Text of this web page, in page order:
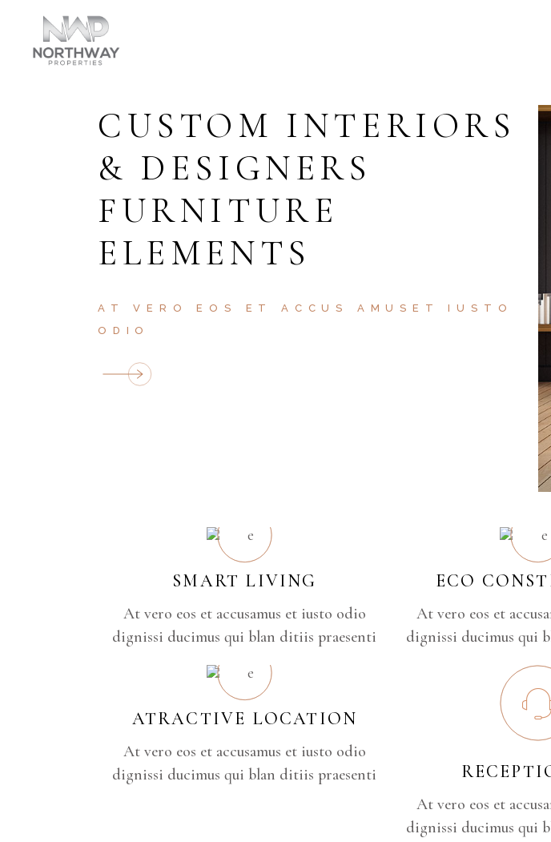
2
ENTRANCE
CUSTOM INTERIORS
& DESIGNERS
FURNITURE
ELEMENTS
AT VERO EOS ET ACCUS AMUSET IUSTO
ODIO
SMART LIVING
At vero eos et accusamus et iusto odio
dignissi ducimus qui blan ditiis praesenti
ECO
At vero eos et
dignissi ducimus qui
ATRACTIVE LOCATION
At vero eos et accusamus et iusto odio
dignissi ducimus qui blan ditiis praesenti
At vero eos et
dignissi ducimus qui